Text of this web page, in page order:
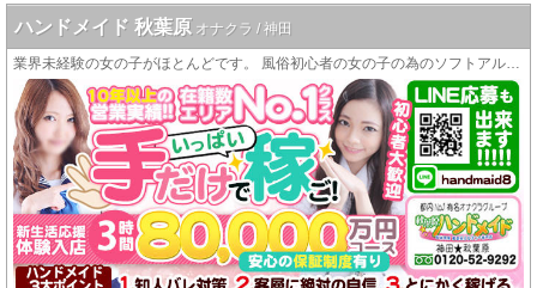
ハンドメイド 秋葉原 オナクラ / 神田
業界未経験の女の子がほとんどです。 風俗初心者の女の子の為のソフトアルバイト！ 安定して稼げるお店はココですよ！